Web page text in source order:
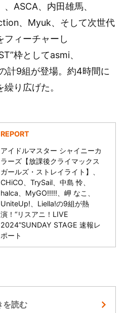
ASCA、内田雄馬、
、Myuk、そして次世代
フィーチャーし
枠としてasmi、
計9組が登場。約4時間に
り広げた。
REPORT
アイドルマスター シャイニーカ
ラーズ【放課後クライマックス
ガールズ・ストレイライト】、
CHiCO、TrySail、中島 怜、
halca、MyGO!!!!!、岬 なこ、
UniteUp!、Liella!の9組が熱
演！“リスアニ！LIVE
2024”SUNDAY STAGE 速報レ
ポート
を読む